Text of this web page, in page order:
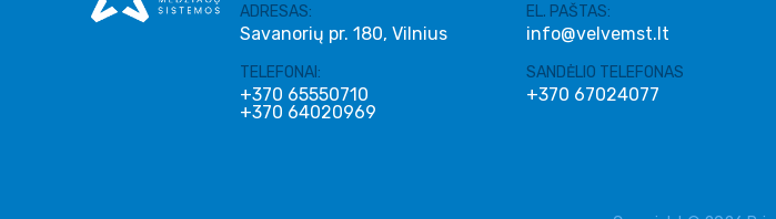
ADRESAS:
Savanorių pr. 180, Vilnius
TELEFONAI:
+370 65550710
+370 64020969
EL. PAŠTAS:
info@velvemst.lt
SANDĖLIO TELEFONAS
+370 67024077